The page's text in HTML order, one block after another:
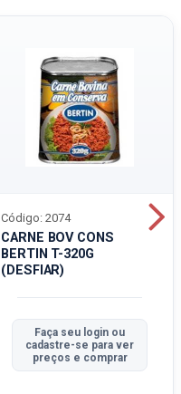
CARNE BOV CONS
BERTIN T-320G
(DESFIAR)
Código: 2074
Faça seu login ou
cadastre-se para ver
preços e comprar